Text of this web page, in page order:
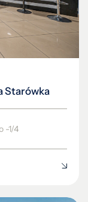
Starówka
-1/4